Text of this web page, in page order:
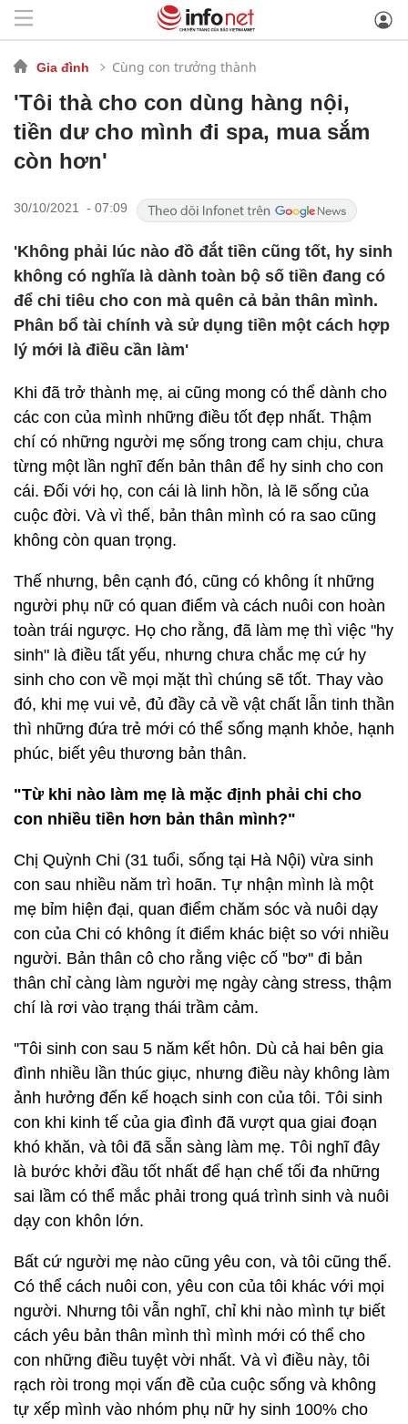
Gia đình Cùng con trưởng thành
'Tôi thà cho con dùng hàng nội,
tiền dư cho mình đi spa, mua sắm
còn hơn'
30/10/2021 - 07:09
'Không phải lúc nào đồ đắt tiền cũng tốt, hy sinh
không có nghĩa là dành toàn bộ số tiền đang có
để chi tiêu cho con mà quên cả bản thân mình.
Phân bổ tài chính và sử dụng tiền một cách hợp
lý mới là điều cần làm'
Khi đã trở thành mẹ, ai cũng mong có thể dành cho
các con của mình những điều tốt đẹp nhất. Thậm
chí có những người mẹ sống trong cam chịu, chưa
từng một lần nghĩ đến bản thân để hy sinh cho con
cái. Đối với họ, con cái là linh hồn, là lẽ sống của
cuộc đời. Và vì thế, bản thân mình có ra sao cũng
không còn quan trọng.
Thế nhưng, bên cạnh đó, cũng có không ít những
người phụ nữ có quan điểm và cách nuôi con hoàn
toàn trái ngược. Họ cho rằng, đã làm mẹ thì việc "hy
sinh" là điều tất yếu, nhưng chưa chắc mẹ cứ hy
sinh cho con về mọi mặt thì chúng sẽ tốt. Thay vào
đó, khi mẹ vui vẻ, đủ đầy cả về vật chất lẫn tinh thần
thì những đứa trẻ mới có thể sống mạnh khỏe, hạnh
phúc, biết yêu thương bản thân.
"Từ khi nào làm mẹ là mặc định phải chi cho
con nhiều tiền hơn bản thân mình?"
Chị Quỳnh Chi (31 tuổi, sống tại Hà Nội) vừa sinh
con sau nhiều năm trì hoãn. Tự nhận mình là một
mẹ bỉm hiện đại, quan điểm chăm sóc và nuôi dạy
con của Chi có không ít điểm khác biệt so với nhiều
người. Bản thân cô cho rằng việc cố ''bơ'' đi bản
thân chỉ càng làm người mẹ ngày càng stress, thậm
chí là rơi vào trạng thái trầm cảm.
''Tôi sinh con sau 5 năm kết hôn. Dù cả hai bên gia
đình nhiều lần thúc giục, nhưng điều này không làm
ảnh hưởng đến kế hoạch sinh con của tôi. Tôi sinh
con khi kinh tế của gia đình đã vượt qua giai đoạn
khó khăn, và tôi đã sẵn sàng làm mẹ. Tôi nghĩ đây
là bước khởi đầu tốt nhất để hạn chế tối đa những
sai lầm có thể mắc phải trong quá trình sinh và nuôi
dạy con khôn lớn.
Bất cứ người mẹ nào cũng yêu con, và tôi cũng thế.
Có thể cách nuôi con, yêu con của tôi khác với mọi
người. Nhưng tôi vẫn nghĩ, chỉ khi nào mình tự biết
cách yêu bản thân mình thì mình mới có thể cho
con những điều tuyệt vời nhất. Và vì điều này, tôi
rạch ròi trong mọi vấn đề của cuộc sống và không
tự xếp mình vào nhóm phụ nữ hy sinh 100% cho